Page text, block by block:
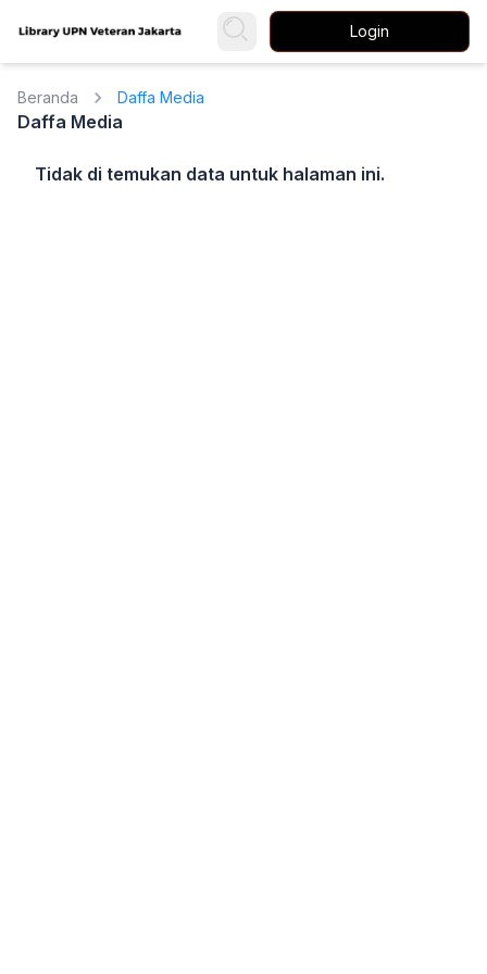
Login
Beranda Daffa Media
Daffa Media
Tidak di temukan data untuk halaman ini.